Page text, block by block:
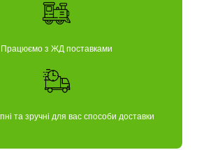
Працюємо з ЖД поставками
та зручні для вас способи доставки